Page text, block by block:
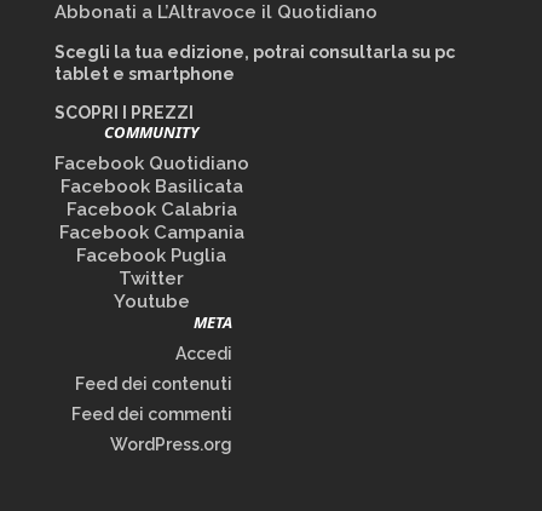
Abbonati a L’Altravoce il Quotidiano
Scegli la tua edizione, potrai consultarla su pc
tablet e smartphone
SCOPRI I PREZZI
COMMUNITY
Facebook Quotidiano
Facebook Basilicata
Facebook Calabria
Facebook Campania
Facebook Puglia
Twitter
Youtube
META
Accedi
Feed dei contenuti
Feed dei commenti
WordPress.org